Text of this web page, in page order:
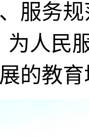
服务
为人民
的教